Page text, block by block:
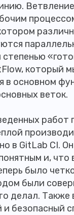
который
в основном
веток.
работ
в GitLab CI.
и, что
было
были
делал. Также
безопасный